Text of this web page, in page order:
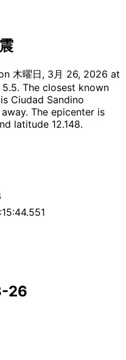
木曜日, 3月 26, 2026 at
The closest known
Ciudad Sandino
The epicenter is
latitude 12.148.
26